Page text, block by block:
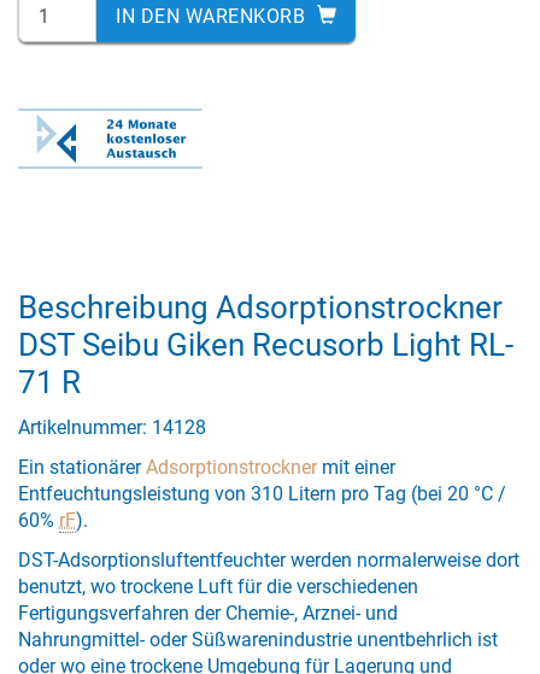
IN DEN WARENKORB
Beschreibung Adsorptionstrockner
DST Seibu Giken Recusorb Light RL-
71 R
Artikelnummer: 14128
Ein stationärerAdsorptionstrocknermit einer
Entfeuchtungsleistung von 310 Litern pro Tag (bei 20 °C /
60% rF).
DST-Adsorptionsluftentfeuchter werden normalerweise dort
benutzt, wo trockene Luft für die verschiedenen
Fertigungsverfahren der Chemie-, Arznei- und
Nahrungmittel- oder Süßwarenindustrie unentbehrlich ist
oder wo eine trockene Umgebung für Lagerung und